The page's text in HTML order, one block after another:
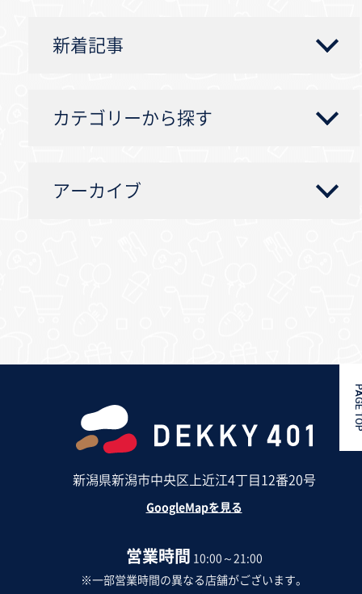
新着記事
カテゴリーから探す
アーカイブ
新潟県新潟市中央区上近江4丁目12番20号
GoogleMapを見る
営業時間 10:00～21:00
※一部営業時間の異なる店舗がございます。